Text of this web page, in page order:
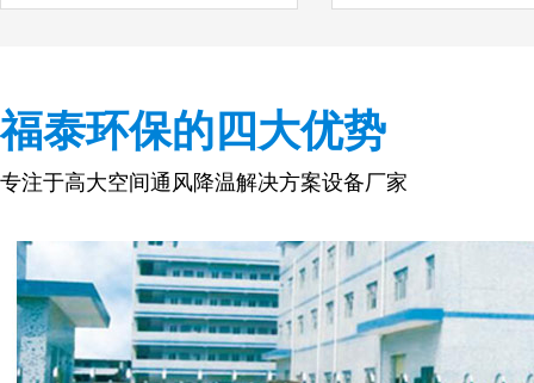
福泰环保的四大优势
专注于高大空间通风降温解决方案设备厂家